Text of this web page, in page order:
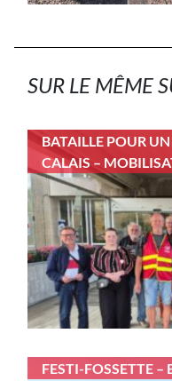
SUR LE MÊME
BATAILLE POUR
CALAIS –
FESTI-FOSSETTE –